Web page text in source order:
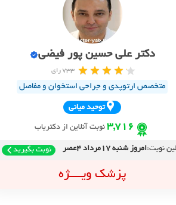
دکتر علی حسین پور فیضی
733 رای
متخصص ارتوپدی و جراحی استخوان و مفاصل
توحيد مياني
3,716 نوبت آنلاین از دکتریاب
نوبت:امروز شنبه 17مرداد 4عصر نوبت بگیرید
پزشک ویــــژه